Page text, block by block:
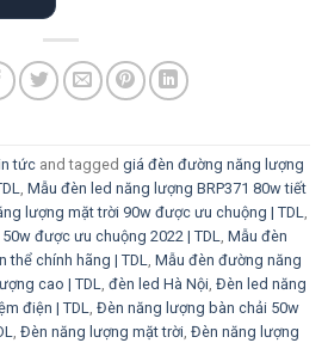
tứcand tagged giá đèn đường năng lượng
, Mẫu đèn led năng lượng BRP371 80w tiết
lượng mặt trời 90w được ưu chuộng | TDL,
được ưu chuộng 2022 | TDL, Mẫu đèn
thể chính hãng | TDL, Mẫu đèn đường năng
cao | TDL, đèn led Hà Nội, Đèn led năng
điện | TDL, Đèn năng lượng bàn chải 50w
, Đèn năng lượng mặt trời, Đèn năng lượng